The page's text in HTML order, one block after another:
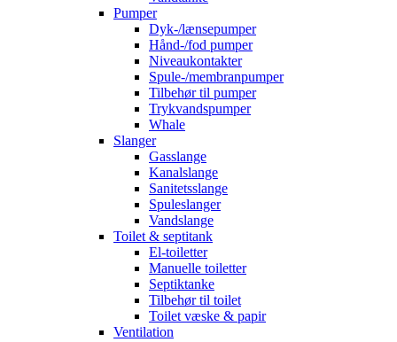
Pumper
Dyk-/lænsepumper
Hånd-/fod pumper
Niveaukontakter
Spule-/membranpumper
Tilbehør til pumper
Trykvandspumper
Whale
Slanger
Gasslange
Kanalslange
Sanitetsslange
Spuleslanger
Vandslange
Toilet & septitank
El-toiletter
Manuelle toiletter
Septiktanke
Tilbehør til toilet
Toilet væske & papir
Ventilation